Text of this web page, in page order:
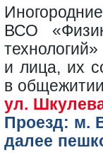
ВСО
технологий»
и лица, их
в
ул.
Проезд: м.
далее